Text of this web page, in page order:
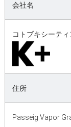
会社名
コトブキシーテ
住所
Passeig Vapor